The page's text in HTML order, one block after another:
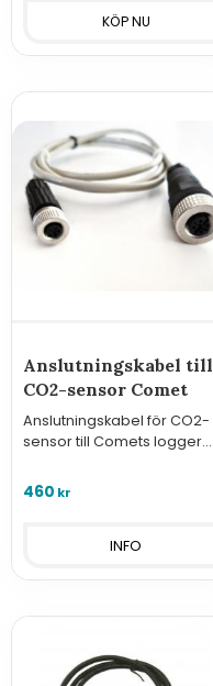
Anslutningskabel till
CO2-sensor Comet
Anslutningskabel för CO2-
sensor till Comets logger
460 kr
INFO